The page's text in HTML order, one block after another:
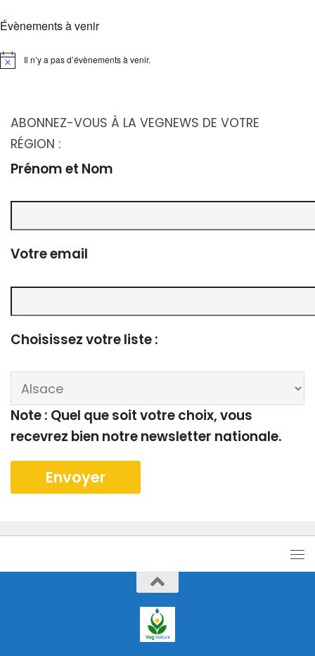
Évènements à venir
Notice Il n’y a pas d’évènements à venir.
ABONNEZ-VOUS À LA VEGNEWS DE VOTRE
RÉGION :
Prénom et Nom
Votre email
Choisissez votre liste :
Note : Quel que soit votre choix, vous
recevrez bien notre newsletter nationale.